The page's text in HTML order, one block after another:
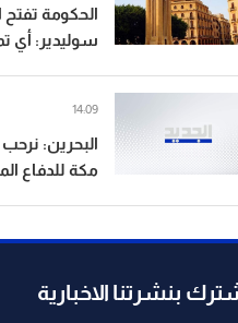
المنفعة
الحكومة
سوليدير: أي
وإطار مالي
البحرين: نرحب
مكة للدفاع
14:09
بنشرتنا الاخبارية